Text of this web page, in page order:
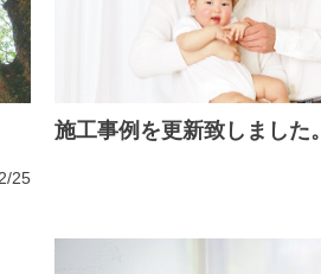
25
施工事例を更新致しました。